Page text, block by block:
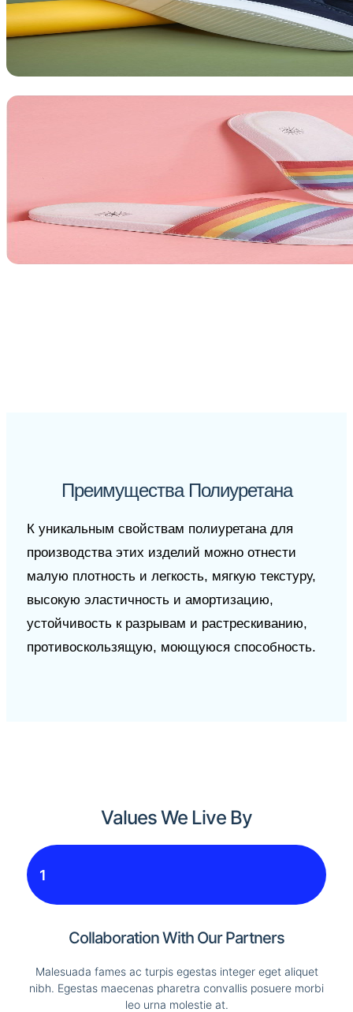
Преимущества Полиуретана
К уникальным свойствам полиуретана для
производства этих изделий можно отнести
малую плотность и легкость, мягкую текстуру,
высокую эластичность и амортизацию,
устойчивость к разрывам и растрескиванию,
противоскользящую, моющуюся способность.
Values We Live By
1
Collaboration With Our Partners
Malesuada fames ac turpis egestas integer eget aliquet
nibh. Egestas maecenas pharetra convallis posuere morbi
leo urna molestie at.